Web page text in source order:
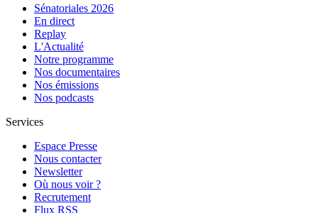
Sénatoriales 2026
En direct
Replay
L'Actualité
Notre programme
Nos documentaires
Nos émissions
Nos podcasts
Services
Espace Presse
Nous contacter
Newsletter
Où nous voir ?
Recrutement
Flux RSS